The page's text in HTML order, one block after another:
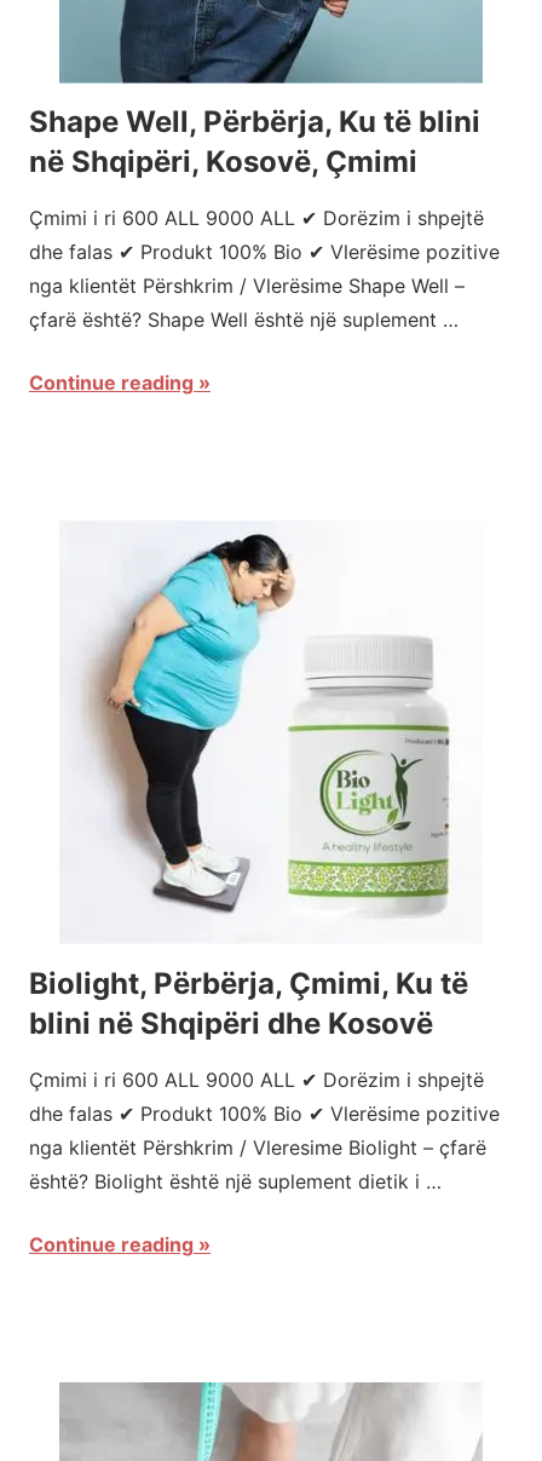
Shape Well, Përbërja, Ku të blini
në Shqipëri, Kosovë, Çmimi
Çmimi i ri 600 ALL 9000 ALL ✔ Dorëzim i shpejtë
dhe falas ✔ Produkt 100% Bio ✔ Vlerësime pozitive
nga klientët Përshkrim / Vlerësime Shape Well –
çfarë është? Shape Well është një suplement …
Continue reading
Biolight, Përbërja, Çmimi, Ku të
blini në Shqipëri dhe Kosovë
Çmimi i ri 600 ALL 9000 ALL ✔ Dorëzim i shpejtë
dhe falas ✔ Produkt 100% Bio ✔ Vlerësime pozitive
nga klientët Përshkrim / Vleresime Biolight – çfarë
është? Biolight është një suplement dietik i …
Continue reading